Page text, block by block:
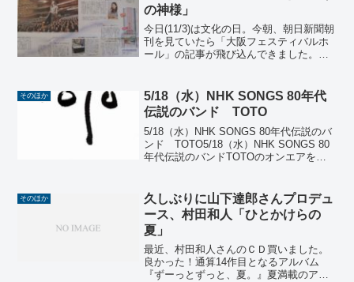
の神様」
今日(11/3)は文化の日。今朝、朝日新聞朝
刊を見ていたら「大阪フェスティバルホ
ール」の記事が飛び込んできました。見
降る」と言われた旧フェスティバルホー
ル。その明瞭な響...
そのほか
5/18（水）NHK SONGS 80年代
伝説のバンド TOTO
5/18（水）NHK SONGS 80年代伝説のバ
ンド TOTO5/18（水）NHK SONGS 80
年代伝説のバンドTOTOのオンエアを見
ターン・バック(...
そのほか
久しぶりに山下達郎さんプロデュ
ース、村田和人「ひとかけらの
夏」
最近、村田和人さんのＣＤ買いました。
良かった！通算14作目となるアルバム
『ずーっとずっと、夏。』夏満載のアル